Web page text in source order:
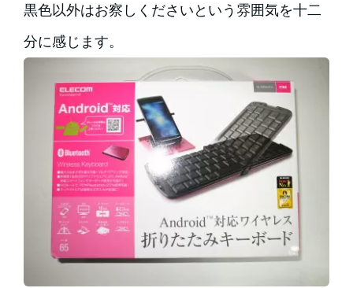
黒色以外はお察しくださいという雰囲気を十二
分に感じます。